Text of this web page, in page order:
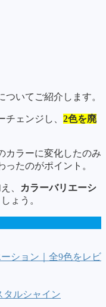
いてご紹介します。
チェンジし、 2色を廃
カラーに変化したのみ
たのがポイント。
、
カラーバリエーシ
ょう。
ション｜全9色をレビ
タルシャイン